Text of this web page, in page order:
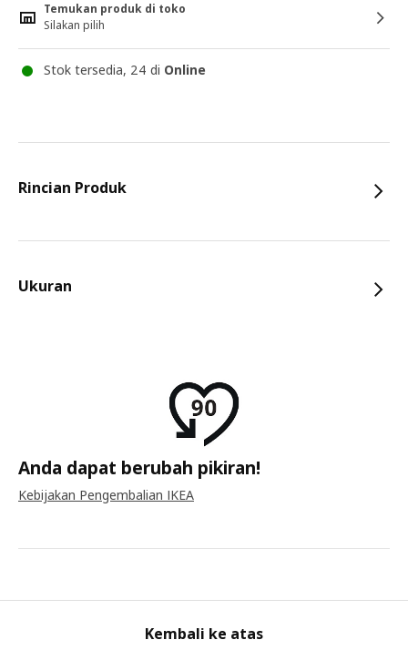
Temukan produk di toko
Silakan pilih
Stok tersedia, 24 di Online
Rincian Produk
Ukuran
Anda dapat berubah pikiran!
Kebijakan Pengembalian IKEA
Kembali ke atas